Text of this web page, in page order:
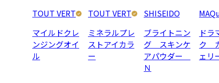
TOUT VERT
マイルドクレ
ンジングオイ
ル
TOUT VERT
ミネラルプレ
ストアイカラ
ー
SHISEIDO
ブライトニン
グ スキンケ
アパウダー
Ｎ
ドラ
ク
ェ